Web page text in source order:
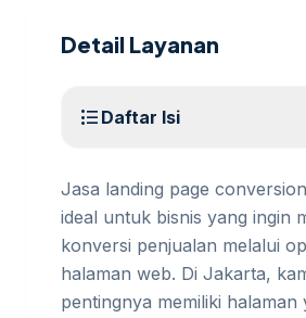
Detail Layanan
format_list_bulleted Daftar Isi
Jasa landing page
ideal untuk bisnis yang ingin
konversi penjualan melalui
halaman web. Di Jakarta,
pentingnya memiliki halaman